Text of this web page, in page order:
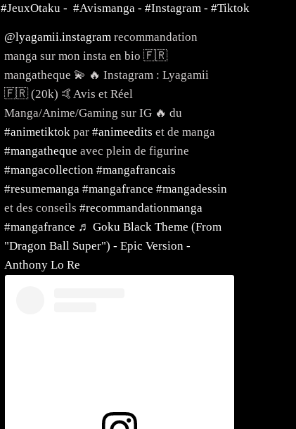
#JeuxOtaku - #Avismanga - #Instagram - #Tiktok
@lyagamii.instagram recommandation
manga sur mon insta en bio 🇫🇷
mangatheque 💫 🔥 Instagram : Lyagamii
🇫🇷 (20k) 🤙Avis et Réel
Manga/Anime/Gaming sur IG 🔥 du
#animetiktok par #animeedits et de manga
#mangatheque avec plein de figurine
#mangacollection #mangafrancais
#resumemanga #mangafrance #mangadessin
et des conseils #recommandationmanga
#mangafrance ♬ Goku Black Theme (From
"Dragon Ball Super") - Epic Version -
Anthony Lo Re